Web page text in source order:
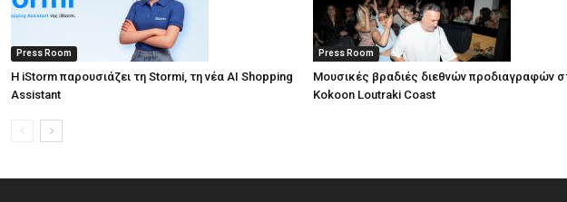
Press Room
Η iStorm παρουσιάζει τη Stormi, τη νέα AI Shopping
Assistant
Press Room
Μουσικές βραδιές διεθνών προδιαγραφών
Kokoon Loutraki Coast